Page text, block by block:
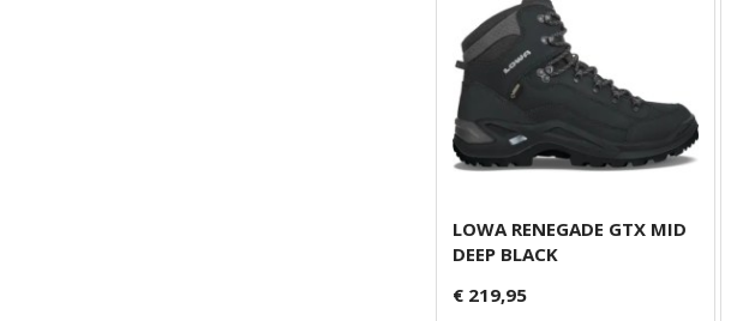
LOWA RENEGADE GTX MID
DEEP BLACK
€ 219,95